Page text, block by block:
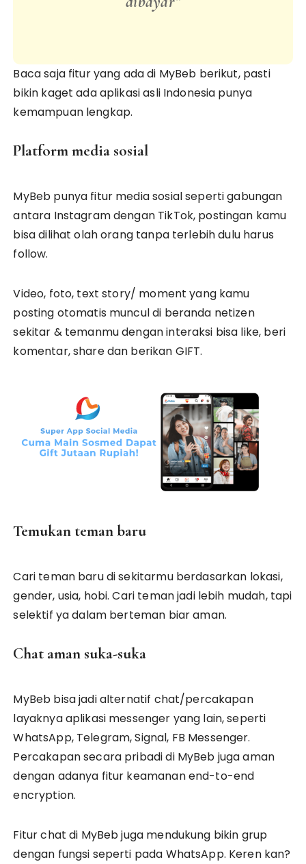
Baca saja fitur yang ada di MyBeb berikut, pasti
bikin kaget ada aplikasi asli Indonesia punya
kemampuan lengkap.
Platform media sosial
MyBeb punya fitur media sosial seperti gabungan
antara Instagram dengan TikTok, postingan kamu
bisa dilihat olah orang tanpa terlebih dulu harus
follow.
Video, foto, text story/ moment yang kamu
posting otomatis muncul di beranda netizen
sekitar & temanmu dengan interaksi bisa like, beri
komentar, share dan berikan GIFT.
Temukan teman baru
Cari teman baru di sekitarmu berdasarkan lokasi,
gender, usia, hobi. Cari teman jadi lebih mudah, tapi
selektif ya dalam berteman biar aman.
Chat aman suka-suka
MyBeb bisa jadi alternatif chat/percakapan
layaknya aplikasi messenger yang lain, seperti
WhatsApp, Telegram, Signal, FB Messenger.
Percakapan secara pribadi di MyBeb juga aman
dengan adanya fitur keamanan end-to-end
encryption.
Fitur chat di MyBeb juga mendukung bikin grup
dengan fungsi seperti pada WhatsApp. Keren kan?